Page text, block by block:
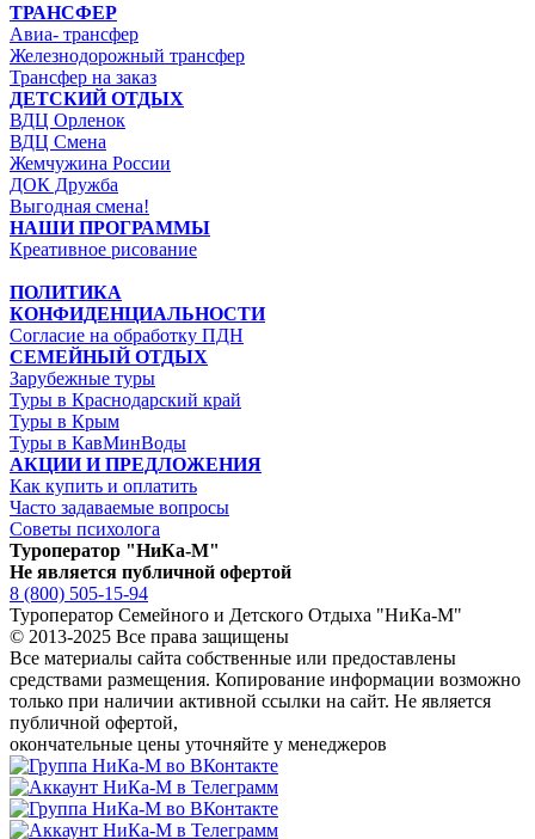
ТРАНСФЕР
Авиа- трансфер
Железнодорожный трансфер
Трансфер на заказ
ДЕТСКИЙ ОТДЫХ
ВДЦ Орленок
ВДЦ Смена
Жемчужина России
ДОК Дружба
Выгодная смена!
НАШИ ПРОГРАММЫ
Креативное рисование
ПОЛИТИКА
КОНФИДЕНЦИАЛЬНОСТИ
Согласие на обработку ПДН
СЕМЕЙНЫЙ ОТДЫХ
Зарубежные туры
Туры в Краснодарский край
Туры в Крым
Туры в КавМинВоды
АКЦИИ И ПРЕДЛОЖЕНИЯ
Как купить и оплатить
Часто задаваемые вопросы
Советы психолога
Туроператор "НиКа-М"
Не является публичной офертой
8 (800) 505-15-94
Туроператор Семейного и Детского Отдыха "НиКа-М"
© 2013-2025 Все права защищены
Все материалы сайта собственные или предоставлены
средствами размещения. Копирование информации возможно
только при наличии активной ссылки на сайт. Не является
публичной офертой,
окончательные цены уточняйте у менеджеров